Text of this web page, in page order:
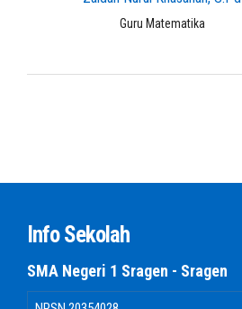
Guru Matematika
Info Sekolah
SMA Negeri 1 Sragen - Sragen